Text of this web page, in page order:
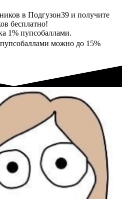
в Подгузон39 и получите
бесплатно!
1% пупсобаллами.
можно до 15%